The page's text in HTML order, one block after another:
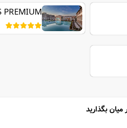
PREMIUM
BELEK
بگذارید